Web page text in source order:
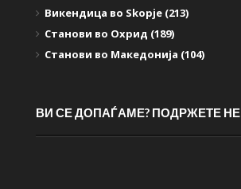
Викендица во Skopje (213)
Станови во Охрид (189)
Станови во Македонија (104)
ВИ СЕ ДОПАЃАМЕ? ПОДРЖЕТЕ НЕ